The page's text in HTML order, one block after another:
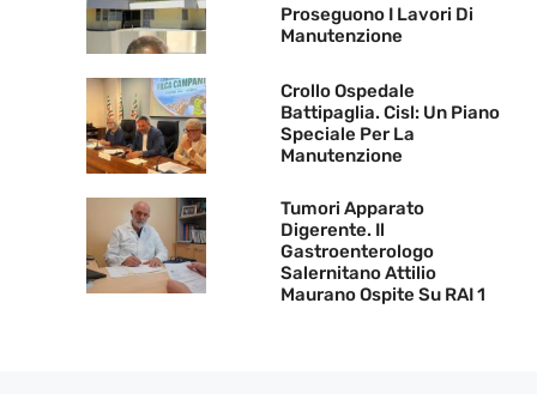
Proseguono I Lavori Di
Manutenzione
Crollo Ospedale
Battipaglia. Cisl: Un Piano
Speciale Per La
Manutenzione
Tumori Apparato
Digerente. Il
Gastroenterologo
Salernitano Attilio
Maurano Ospite Su RAI 1